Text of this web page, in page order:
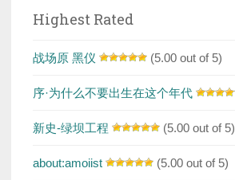
Highest Rated
战场原 黑仪 (5.00 out of 5)
序·为什么不要出生在这个年代
新史-绿坝工程 (5.00 out of 5)
about:amoiist (5.00 out of 5)